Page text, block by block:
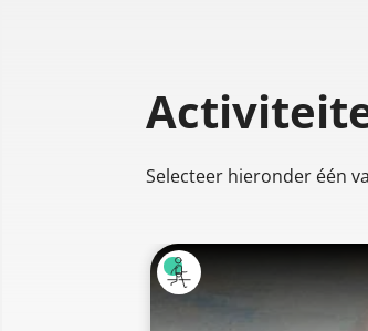
Selecteer hieronder één